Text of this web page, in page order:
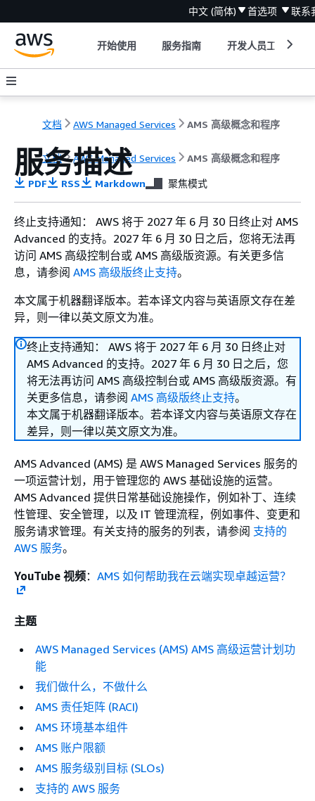
中文 (简体) 首选项 联系
开始使用 服务指南 开发人员工具
文档 AWS Managed Services AMS 高级概念和程序
文档 AWS Managed Services AMS 高级概念和程序
服务描述
PDF RSS Markdown 聚焦模式
终止支持通知： AWS 将于 2027 年 6 月 30 日终止对 AMS
Advanced 的支持。2027 年 6 月 30 日之后，您将无法再
访问 AMS 高级控制台或 AMS 高级版资源。有关更多信
息，请参阅 AMS 高级版终止支持。
本文属于机器翻译版本。若本译文内容与英语原文存在差
异，则一律以英文原文为准。
终止支持通知： AWS 将于 2027 年 6 月 30 日终止对
AMS Advanced 的支持。2027 年 6 月 30 日之后，您
将无法再访问 AMS 高级控制台或 AMS 高级版资源。有
关更多信息，请参阅 AMS 高级版终止支持。
本文属于机器翻译版本。若本译文内容与英语原文存在
差异，则一律以英文原文为准。
AMS Advanced (AMS) 是 AWS Managed Services 服务的
一项运营计划，用于管理您的 AWS 基础设施的运营。
AMS Advanced 提供日常基础设施操作，例如补丁、连续
性管理、安全管理，以及 IT 管理流程，例如事件、变更和
服务请求管理。有关支持的服务的列表，请参阅 支持的
AWS 服务。
YouTube 视频： AMS 如何帮助我在云端实现卓越运营？
主题
AWS Managed Services (AMS) AMS 高级运营计划功
能
我们做什么，不做什么
AMS 责任矩阵 (RACI)
AMS 环境基本组件
AMS 账户限额
AMS 服务级别目标 (SLOs)
支持的 AWS 服务